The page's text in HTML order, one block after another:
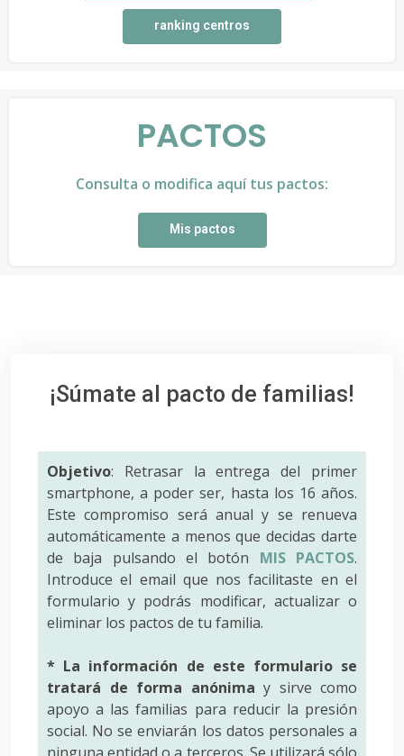
ranking centros
PACTOS
Consulta o modifica aquí tus pactos:
Mis pactos
¡Súmate al pacto de familias!
Objetivo: Retrasar la entrega del primer
smartphone, a poder ser, hasta los 16 años.
Este compromiso será anual y se renueva
automáticamente a menos que decidas darte
de baja pulsando el botón MIS PACTOS.
Introduce el email que nos facilitaste en el
formulario y podrás modificar, actualizar o
eliminar los pactos de tu familia.
* La información de este formulario se
tratará de forma anónima y sirve como
apoyo a las familias para reducir la presión
social. No se enviarán los datos personales a